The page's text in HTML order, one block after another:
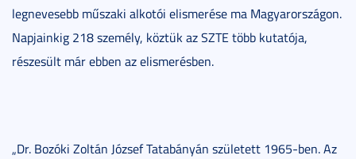
legnevesebb műszaki alkotói elismerése ma Magyarországon.
Napjainkig 218 személy, köztük az SZTE több kutatója,
részesült már ebben az elismerésben.
„Dr. Bozóki Zoltán József Tatabányán született 1965-ben. Az